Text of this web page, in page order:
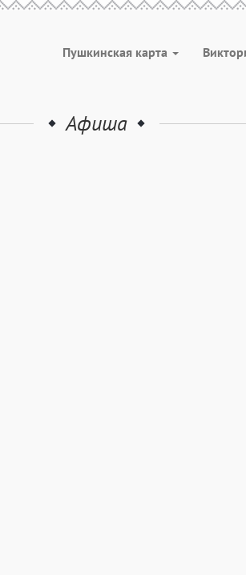
Пушкинская карта
Афиша